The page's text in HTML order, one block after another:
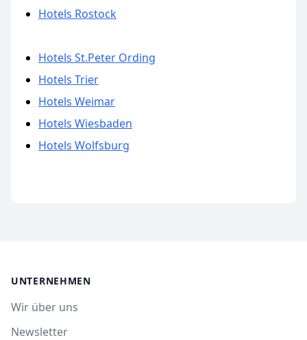
Hotels Rostock
Hotels St.Peter Ording
Hotels Trier
Hotels Weimar
Hotels Wiesbaden
Hotels Wolfsburg
UNTERNEHMEN
Wir über uns
Newsletter